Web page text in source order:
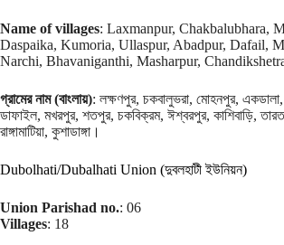
Name of villages: Laxmanpur, Chakbalubhara,
Daspaika, Kumoria, Ullaspur, Abadpur, Dafail,
Narchi, Bhavaniganthi, Masharpur,
গ্রামের নাম (বাংলায়): লক্ষণপুর, চকবালুভরা, মোহনপুর, একডালা,
ডাফাইল, মখরপুর, শতপুর, চকবিক্রম, ঈশ্বরপুর, কাশিবাড়ি,
রাঙ্গামাটিয়া, কুশাডাঙ্গা।
Dubolhati/Dubalhati Union (দুবলহাটী ইউনিয়ন)
Union Parishad no.: 06
Villages: 18